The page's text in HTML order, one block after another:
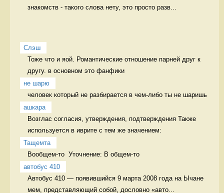
знакомств - такого слова нету, это просто разв...
Слэш
Тоже что и яой. Романтические отношение парней друг к
другу. в основном это фанфики
не шарю
ашкара
Возглас согласия, утверждения, подтверждения Также
используется в иврите с тем же значением:
Тащемта
Вообщем-то  Уточнение: В общем-то
автобус 410
Автобус 410 — появившийся 9 марта 2008 года на Ычане
мем, представляющий собой, дословно «авто...